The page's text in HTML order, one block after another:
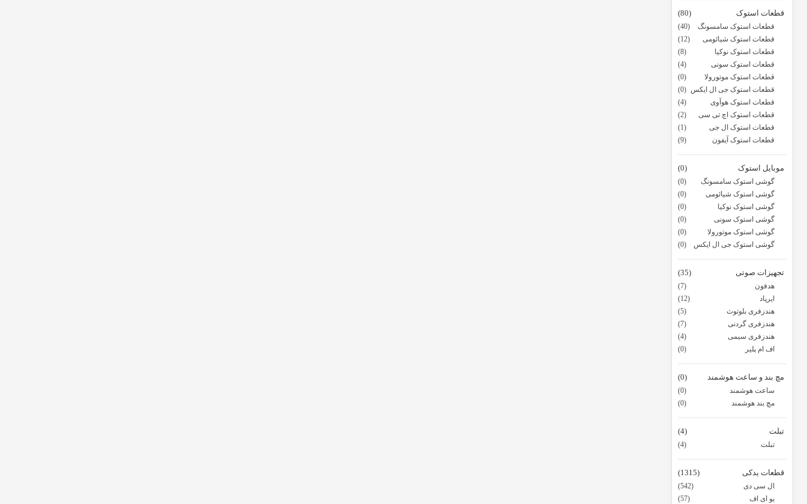
قطعات استوک (80)
قطعات استوک سامسونگ
(40)
قطعات استوک شیائومی
(12)
قطعات استوک نوکیا
(8)
قطعات استوک سونی
(4)
قطعات استوک موتورولا
(0)
قطعات استوک جی ال ایکس (0)
قطعات استوک هوآوی
(4)
قطعات استوک اچ تی سی
(2)
قطعات استوک ال جی
(1)
قطعات استوک آیفون
(9)
موبایل استوک (0)
گوشی استوک سامسونگ
(0)
گوشی استوک شیائومی
(0)
گوشی استوک نوکیا
(0)
گوشی استوک سونی
(0)
گوشی استوک موتورولا
(0)
گوشی استوک جی ال ایکس
(0)
تجهیزات صوتی (35)
هدفون
(7)
ایرپاد
(12)
هندزفری بلوتوث
(5)
هندزفری گردنی
(7)
هندزفری سیمی
(4)
اف ام پلیر
(0)
مچ بند و ساعت هوشمند (0)
ساعت هوشمند
(0)
مچ بند هوشمند
(0)
تبلت (4)
تبلت (4)
قطعات یدکی (1315)
ال سی دی
(542)
یو ای اف
(57)